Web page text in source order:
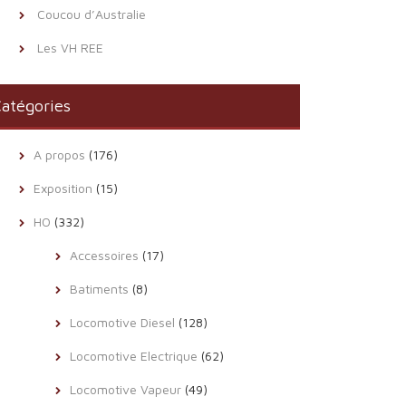
Coucou d’Australie
Les VH REE
A propos (176)
Exposition (15)
HO (332)
Accessoires (17)
Batiments (8)
Locomotive Diesel (128)
Locomotive Electrique (62)
Locomotive Vapeur (49)